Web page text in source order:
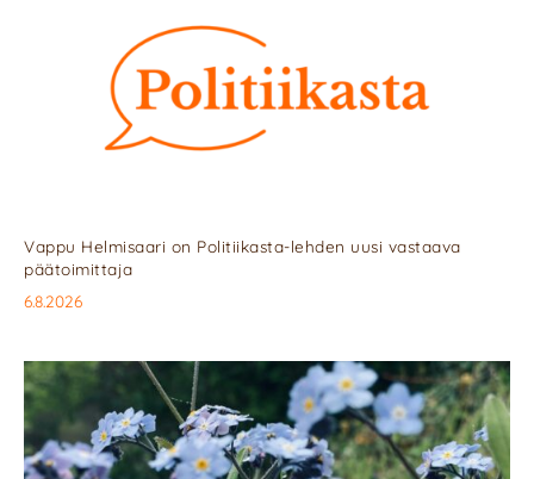
Vappu Helmisaari on Politiikasta-lehden uusi vastaava
päätoimittaja
6.8.2026